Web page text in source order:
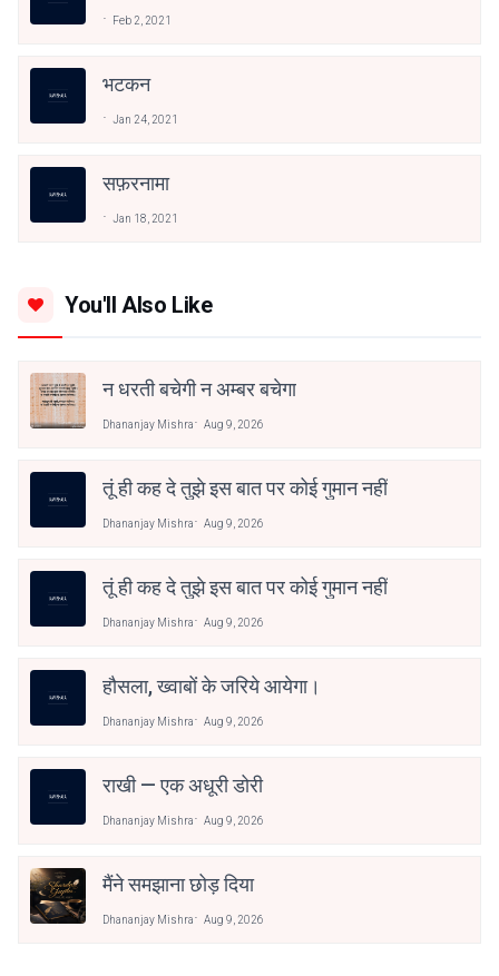
Feb 2, 2021
भटकन
Jan 24, 2021
सफ़रनामा
Jan 18, 2021
You'll Also Like
न धरती बचेगी न अम्बर बचेगा
Dhananjay Mishra Aug 9, 2026
तूं ही कह दे तुझे इस बात पर कोई गुमान नहीं
Dhananjay Mishra Aug 9, 2026
तूं ही कह दे तुझे इस बात पर कोई गुमान नहीं
Dhananjay Mishra Aug 9, 2026
हौसला, ख्वाबों के जरिये आयेगा।
Dhananjay Mishra Aug 9, 2026
राखी — एक अधूरी डोरी
Dhananjay Mishra Aug 9, 2026
मैंने समझाना छोड़ दिया
Dhananjay Mishra Aug 9, 2026